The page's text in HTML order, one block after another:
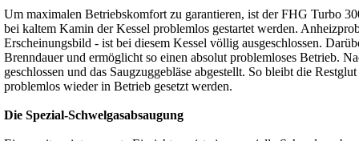
Um maximalen Betriebskomfort zu garantieren, ist der FHG Turbo
bei kaltem Kamin der Kessel problemlos gestartet werden.
Erscheinungsbild - ist bei diesem Kessel völlig ausgeschlossen.
Brenndauer und ermöglicht so einen absolut problemloses Betrieb.
geschlossen und das Saugzuggebläse abgestellt. So bleibt die
problemlos wieder in Betrieb gesetzt werden.
Die Spezial-Schwelgasabsaugung